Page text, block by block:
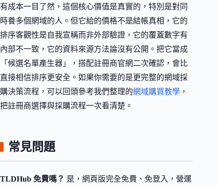
有成本一目了然，這個核心價值是真實的，特別是對同
時養多個網域的人。但它給的價格不是結帳真相，它的
排序客觀性是自我宣稱而非外部驗證，它的覆蓋數字有
內部不一致，它的資料來源方法論沒有公開。把它當成
「候選名單產生器」，搭配註冊商官網二次確認，會比
直接相信排序更安全。如果你需要的是更完整的網域採
購決策流程，可以回頭參考我們整理的網域購買教學 ，
把註冊商選擇與採購流程一次看清楚。
常見問題
TLDHub 免費嗎？ 是，網頁版完全免費、免登入，營運